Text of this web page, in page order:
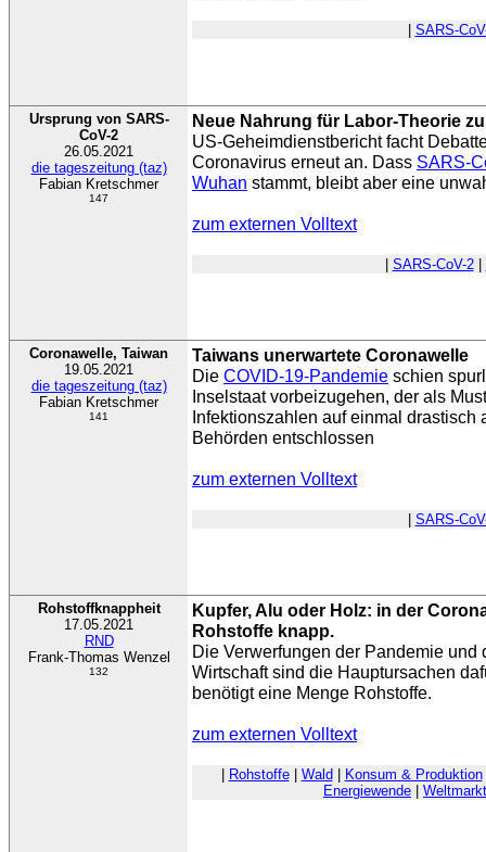
SARS-
Ursprung von SARS-
CoV-2
26.05.2021
die tageszeitung (taz)
Fabian Kretschmer
147
Neue Nahrung für Labor-Theorie
US-Geheimdienstbericht facht
Coronavirus erneut an. Dass SARS-
Wuhan stammt, bleibt aber eine
zum externen Volltext
SARS-CoV-2|
Coronawelle, Taiwan
19.05.2021
die tageszeitung (taz)
Fabian Kretschmer
141
Taiwans unerwartete Coronawelle
Die COVID-19-Pandemie schien
Inselstaat vorbeizugehen, der als
Infektionszahlen auf einmal drastisch
Behörden entschlossen
zum externen Volltext
SARS-
Rohstoffknappheit
17.05.2021
RND
Frank-Thomas Wenzel
132
Kupfer, Alu oder Holz: in der
Rohstoffe knapp.
Die Verwerfungen der Pandemie
Wirtschaft sind die Hauptursachen
benötigt eine Menge Rohstoffe.
zum externen Volltext
Rohstoffe| Wald Konsum & Produktion
Energiewende
Weltmarkt